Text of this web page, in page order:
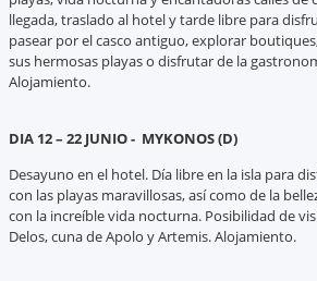
llegada, traslado al hotel y tarde libre para
pasear por el casco antiguo, explorar
sus hermosas playas o disfrutar de la
Alojamiento.
DIA 12 – 22 JUNIO - MYKONOS (D)
Desayuno en el hotel. Día libre en la isla para
con las playas maravillosas, así como de la
con la increíble vida nocturna. Posibilidad de
Delos, cuna de Apolo y Artemis. Alojamiento.